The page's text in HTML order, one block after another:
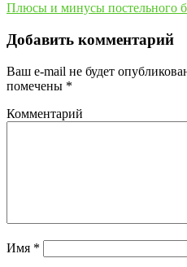
Плюсы и минусы постельного
Добавить комментарий
Ваш e-mail не будет
помечены *
Комментарий
Имя *